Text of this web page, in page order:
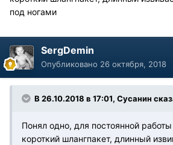
под ногами
SergDemin
Опубликовано 26 октября, 2018
В 26.10.2018 в 17:01, Сусанин
Понял одно, для постоянной
короткий шлангпакет, длинный